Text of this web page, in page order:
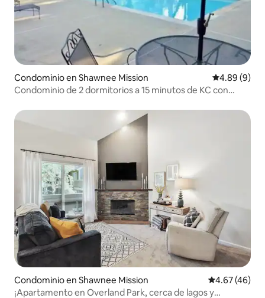
Condominio en Shawnee Mission Calificación
4.89 (9)
Condominio de 2 dormitorios a 15 minutos de KC con
Condominio en Shawnee Mission Calificación
4.67 (46)
¡Apartamento en Overland Park, cerca de lagos y